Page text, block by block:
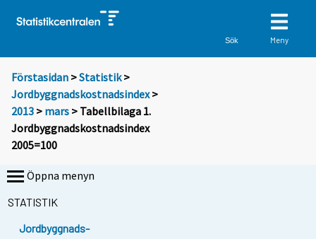
Sök Meny
Förstasidan >Statistik >
Jordbyggnadskostnadsindex>
2013 > mars > Tabellbilaga 1.
Jordbyggnadskostnadsindex
2005=100
Öppna menyn
STATISTIK
Jordbyggnads-